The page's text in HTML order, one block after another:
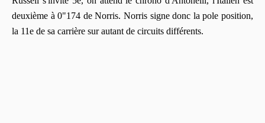
deuxième à 0"174 de Norris. Norris signe donc la pole position,
la 11e de sa carrière sur autant de circuits différents.